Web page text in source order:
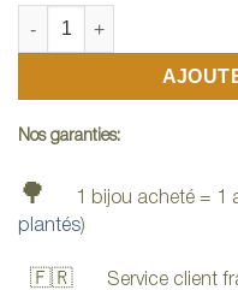
quantité de Bague bois
Nos garanties:
🌳 1 bijou acheté = 1
plantés)
🇫🇷 Service client